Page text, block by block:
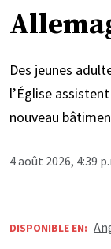
Des jeunes
l’Église
nouveau
4 août 2026, 4:39
DISPONIBLE EN: